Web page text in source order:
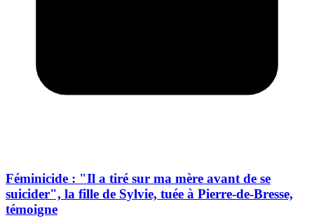
Féminicide : "Il a tiré sur ma mère avant de se
suicider", la fille de Sylvie, tuée à Pierre-de-Bresse,
témoigne